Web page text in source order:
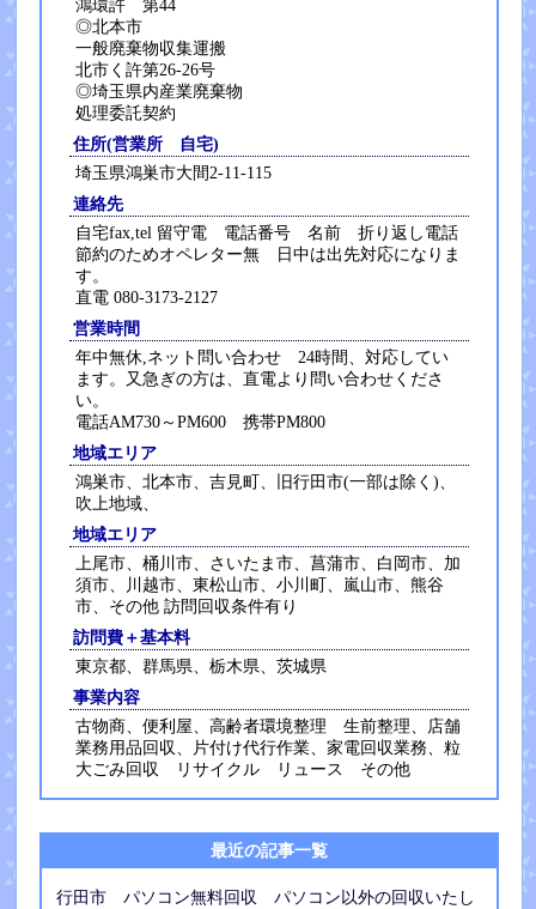
鴻環許 第44
◎北本市
一般廃棄物収集運搬
北市く許第26-26号
◎埼玉県内産業廃棄物
処理委託契約
住所(営業所 自宅)
埼玉県鴻巣市大間2-11-115
連絡先
自宅fax,tel 留守電 電話番号 名前 折り返し電話
節約のためオペレター無 日中は出先対応になりま
す。
直電 080-3173-2127
営業時間
年中無休,ネット問い合わせ 24時間、対応してい
ます。又急ぎの方は、直電より問い合わせくださ
い。
電話AM730～PM600 携帯PM800
地域エリア
鴻巣市、北本市、吉見町、旧行田市(一部は除く)、
吹上地域、
地域エリア
上尾市、桶川市、さいたま市、菖蒲市、白岡市、加
須市、川越市、東松山市、小川町、嵐山市、熊谷
市、その他 訪問回収条件有り
訪問費＋基本料
東京都、群馬県、栃木県、茨城県
事業内容
古物商、便利屋、高齢者環境整理 生前整理、店舗
業務用品回収、片付け代行作業、家電回収業務、粒
大ごみ回収 リサイクル リュース その他
最近の記事一覧
行田市 パソコン無料回収 パソコン以外の回収いたし